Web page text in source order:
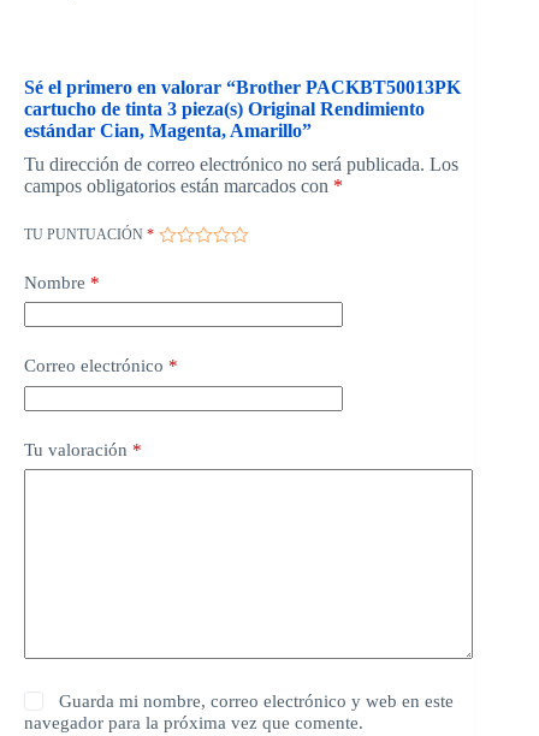
Sé el primero en valorar “Brother PACKBT50013PK
cartucho de tinta 3 pieza(s) Original Rendimiento
estándar Cian, Magenta, Amarillo”
Tu dirección de correo electrónico no será publicada. Los
campos obligatorios están marcados con *
TU PUNTUACIÓN *
Nombre *
Correo electrónico *
Tu valoración *
Guarda mi nombre, correo electrónico y web en este
navegador para la próxima vez que comente.